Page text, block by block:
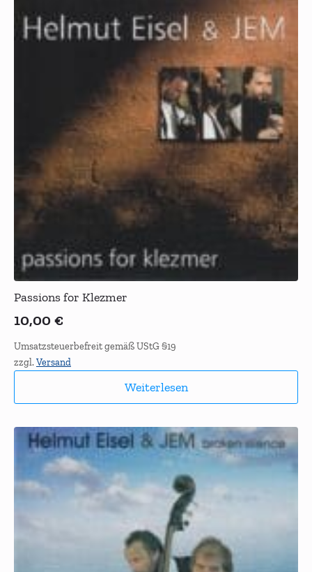
Passions for Klezmer
10,00 €
Umsatzsteuerbefreit gemäß UStG §19
zzgl.Versand
Weiterlesen